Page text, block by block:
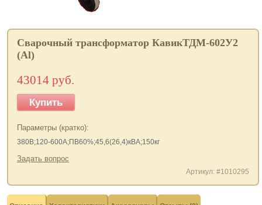
Сварочный трансформатор КавикТДМ-602У2
(Al)
43014 руб.
Купить
Параметры (кратко):
380В;120-600А;ПВ60%;45,6(26,4)кВА;150кг
Задать вопрос
Артикул: #1010295